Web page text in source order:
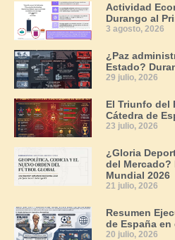
Actividad
Durango al
3 agosto, 2026
¿Paz
Estado?
29 julio, 2026
El Triunfo del
Cátedra de
23 julio, 2026
¿Gloria
del Mercado?
Mundial 2026
21 julio, 2026
Resumen
de España en
20 julio, 2026